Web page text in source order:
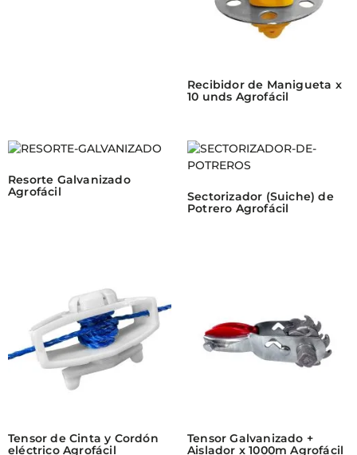
Recibidor de Manigueta x
10 unds Agrofácil
Resorte Galvanizado
Agrofácil
Sectorizador (Suiche) de
Potrero Agrofácil
Tensor de Cinta y Cordón
eléctrico Agrofácil
Tensor Galvanizado +
Aislador x 1000m Agrofácil